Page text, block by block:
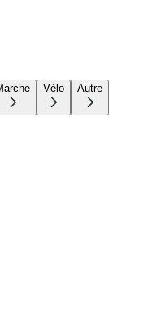
Vélo Autre